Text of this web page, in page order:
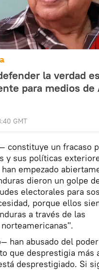
la verdad
para medios de
GMT
constituye un fracaso
y sus políticas
empezado
dieron un golpe
electorales para
porque ellos
a través de las
han abusado del
que desprestigia más
desprestigiado. Si